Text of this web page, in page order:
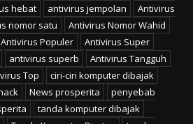
hebat antivirus jempolan
Antivirus
nomor satu
Antivirus Nomor Wahid
Antivirus Populer
Antivirus Super
antivirus superb
Antivirus Tangguh
Top
ciri-ciri komputer dibajak
News prosperita
penyebab
tanda komputer dibajak